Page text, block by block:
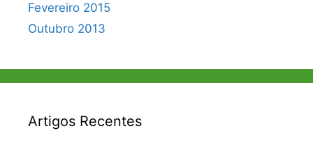
Fevereiro 2015
Outubro 2013
Artigos Recentes